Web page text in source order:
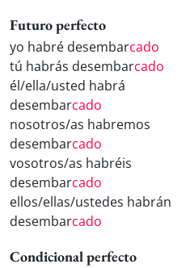
Futuro perfecto
yo habré desembarcado
tú habrás desembarcado
él/ella/usted habrá
desembarcado
nosotros/as habremos
desembarcado
vosotros/as habréis
desembarcado
ellos/ellas/ustedes habrán
desembarcado
Condicional perfecto